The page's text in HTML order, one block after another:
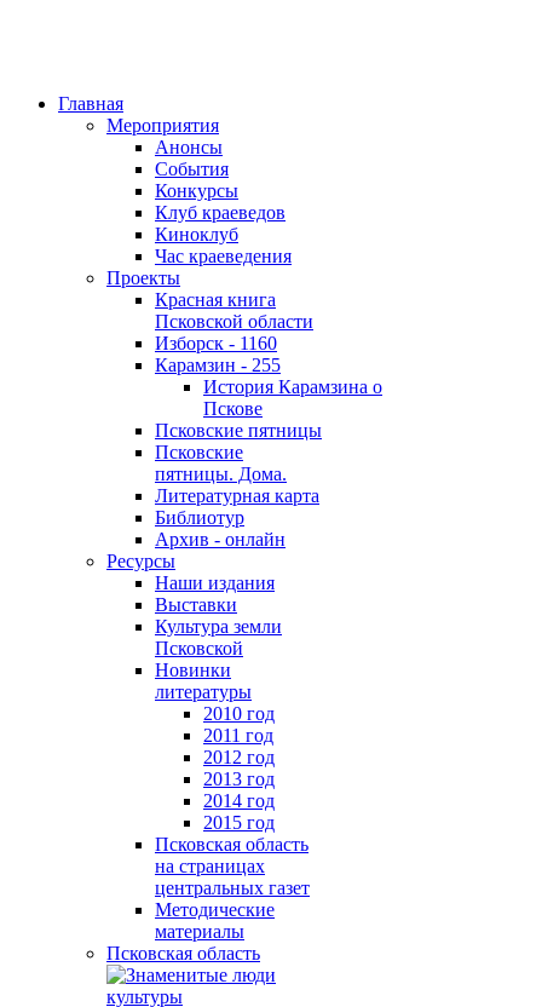
Главная
Мероприятия
Анонсы
События
Конкурсы
Клуб краеведов
Киноклуб
Час краеведения
Проекты
Красная книга
Псковской области
Изборск - 1160
Карамзин - 255
История Карамзина о
Пскове
Псковские пятницы
Псковские
пятницы. Дома.
Литературная карта
Библиотур
Архив - онлайн
Ресурсы
Наши издания
Выставки
Культура земли
Псковской
Новинки
литературы
2010 год
2011 год
2012 год
2013 год
2014 год
2015 год
Псковская область
на страницах
центральных газет
Методические
материалы
Псковская область